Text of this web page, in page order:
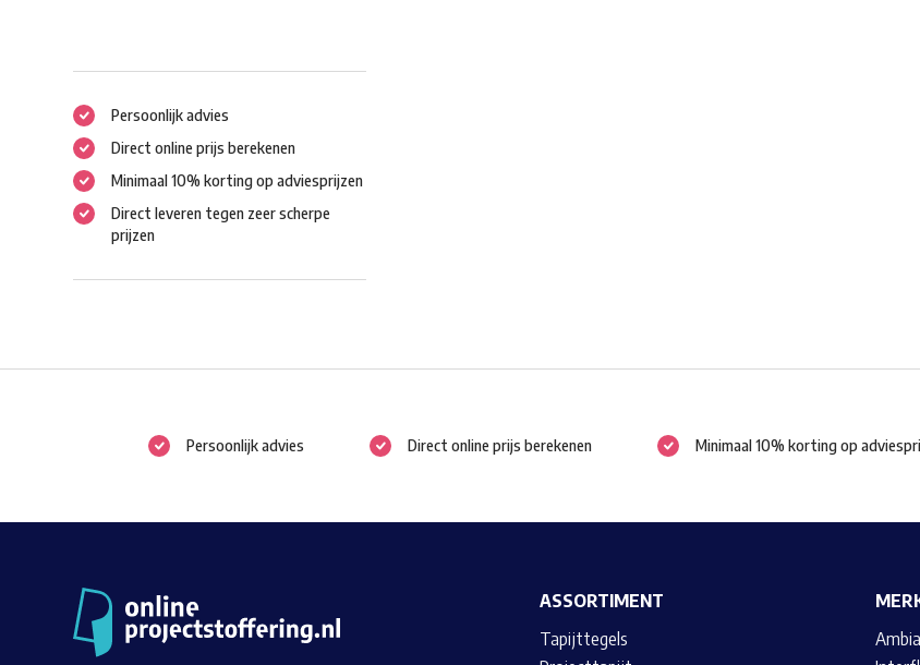
Persoonlijk advies
Direct online prijs berekenen
Minimaal 10% korting op adviesprijzen
Direct leveren tegen zeer scherpe
prijzen
Persoonlijk advies Direct online prijs berekenen Minimaal 10% korting op
ASSORTIMENT
Tapijttegels